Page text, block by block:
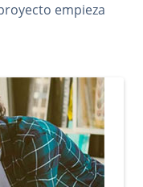
empieza